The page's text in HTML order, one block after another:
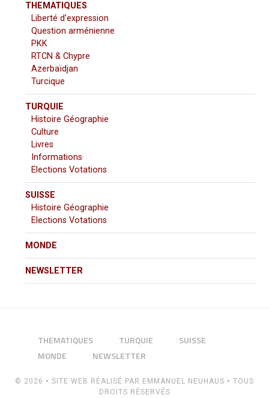
THEMATIQUES
Liberté d’expression
Question arménienne
PKK
RTCN & Chypre
Azerbaïdjan
Turcique
TURQUIE
Histoire Géographie
Culture
Livres
Informations
Elections Votations
SUISSE
Histoire Géographie
Elections Votations
MONDE
NEWSLETTER
THEMATIQUES TURQUIE
SUISSE
MONDE
NEWSLETTER
© 2026 • SITE WEB RÉALISÉ PAR EMMANUEL NEUHAUS • TOUS
DROITS RÉSERVÉS